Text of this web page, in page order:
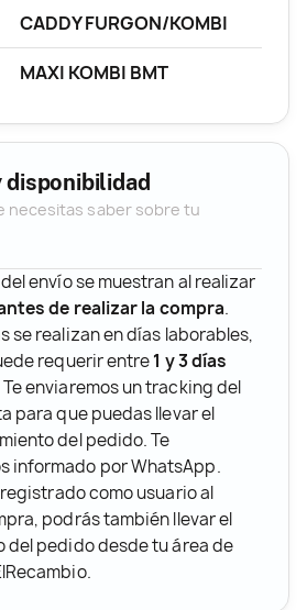
CADDY FURGON/KOMBI
MAXI KOMBI BMT
disponibilidad
necesitas saber sobre tu
envío se muestran al realizar
de realizar la compra.
se realizan en días laborables,
requerir entre1 y 3 días
Te enviaremos un tracking del
para que puedas llevar el
del pedido. Te
informado por WhatsApp.
como usuario al
podrás también llevar el
del pedido desde tu área de